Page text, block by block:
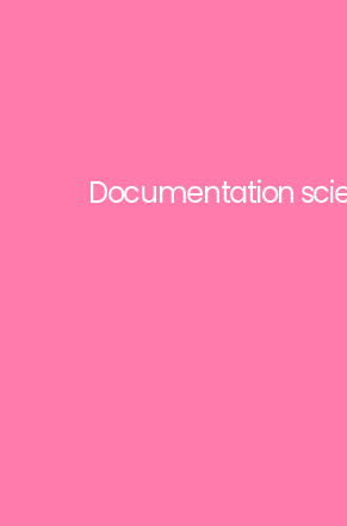
Documentation